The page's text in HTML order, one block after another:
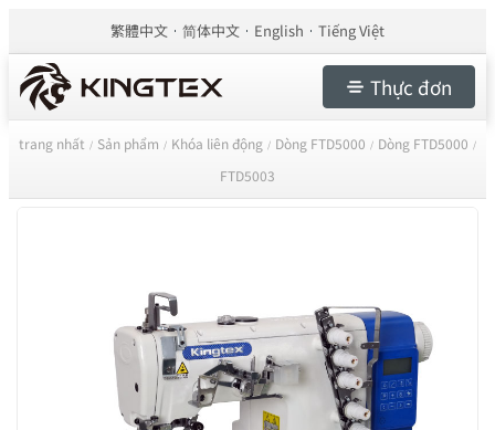
繁體中文 简体中文 English Tiếng Việt
Thực đơn
trang nhất / Sản phẩm / Khóa liên động / Dòng FTD5000 / Dòng FTD5000 /
FTD5003